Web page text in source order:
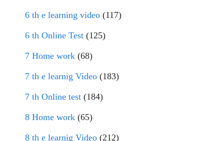
6 th e learning video (117)
6 th Online Test (125)
7 Home work (68)
7 th e learnig Video (183)
7 th Online test (184)
8 Home work (65)
8 th e learnig Video (212)